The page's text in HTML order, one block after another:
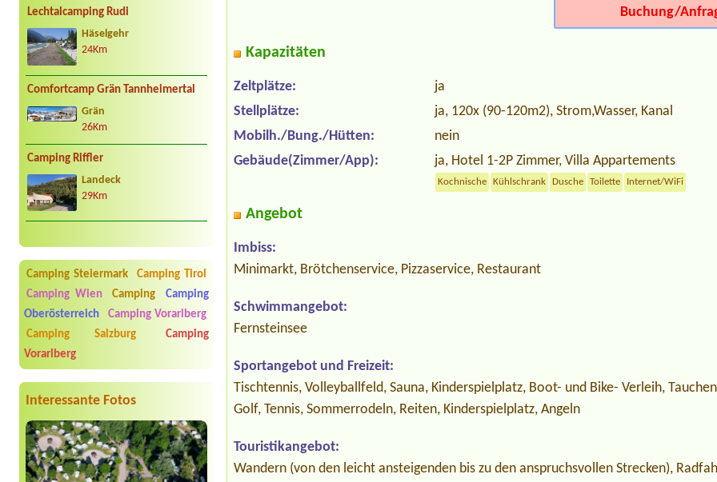
Lechtalcamping Rudi
Häselgehr
24Km
Comfortcamp Grän Tannheimertal
Grän
26Km
Camping Riffler
Landeck
29Km
Camping Steiermark
Camping Tirol
Camping Wien
Camping
Camping
Oberösterreich
Camping Vorarlberg
Camping Salzburg
Camping
Vorarlberg
Interessante Fotos
Buchung/
Kapazitäten
Zeltplätze:
ja
Stellplätze:
ja, 120x (90-120m2), Strom,Wasser, Kanal
Mobilh./Bung./Hütten:
nein
Gebäude(Zimmer/App):
ja, Hotel 1-2P Zimmer, Villa Appartements
Kochnische Kühlschrank Dusche Toilette Internet/WiFi
Angebot
Imbiss:
Minimarkt, Brötchenservice, Pizzaservice, Restaurant
Schwimmangebot:
Fernsteinsee
Sportangebot und Freizeit:
Tischtennis, Volleyballfeld, Sauna, Kinderspielplatz, Boot- und Bike- Verleih,
Golf, Tennis, Sommerrodeln, Reiten, Kinderspielplatz, Angeln
Touristikangebot:
Wandern (von den leicht ansteigenden bis zu den anspruchsvollen Strecken),